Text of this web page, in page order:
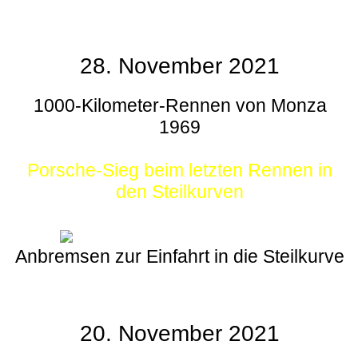
28. November 2021
1000-Kilometer-Rennen von Monza
1969
Porsche-Sieg beim letzten Rennen in
den Steilkurven
Anbremsen zur Einfahrt in die Steilkurve
20. November 2021